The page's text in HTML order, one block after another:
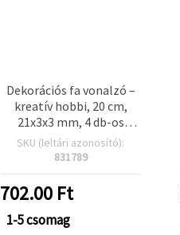
Dekorációs fa vonalzó –
kreatív hobbi, 20 cm,
21x3x3 mm, 4 db-os
csomag
SKU (leltári azonosító):
831789
702.00 Ft
1-5 csomag